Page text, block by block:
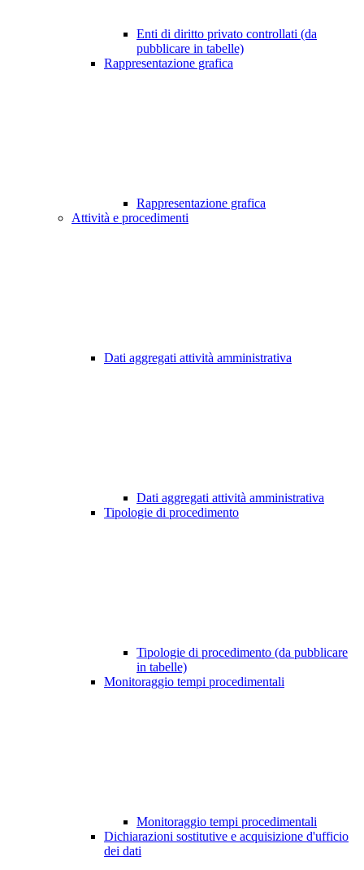
Enti di diritto privato controllati (da
pubblicare in tabelle)
Rappresentazione grafica
Rappresentazione grafica
Attività e procedimenti
Dati aggregati attività amministrativa
Dati aggregati attività amministrativa
Tipologie di procedimento
Tipologie di procedimento (da pubblicare
in tabelle)
Monitoraggio tempi procedimentali
Monitoraggio tempi procedimentali
Dichiarazioni sostitutive e acquisizione d'ufficio
dei dati